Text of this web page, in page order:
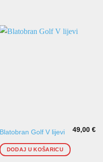
Blatobran Golf V lijevi 49,00€
DODAJ U KOŠARICU